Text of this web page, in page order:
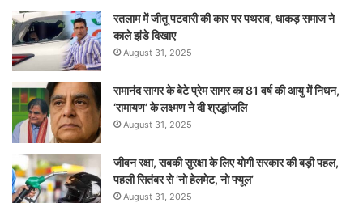
रतलाम में जीतू पटवारी की कार पर पथराव, धाकड़ समाज ने
काले झंडे दिखाए
August 31, 2025
रामानंद सागर के बेटे प्रेम सागर का 81 वर्ष की आयु में निधन,
‘रामायण’ के लक्ष्मण ने दी श्रद्धांजलि
August 31, 2025
जीवन रक्षा, सबकी सुरक्षा के लिए योगी सरकार की बड़ी पहल,
पहली सितंबर से ‘नो हेलमेट, नो फ्यूल’
August 31, 2025